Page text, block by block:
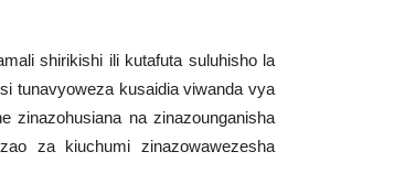
shirikishi ili kutafuta suluhisho la
tunavyoweza kusaidia viwanda vya
zinazohusiana na zinazounganisha
za kiuchumi zinazowawezesha